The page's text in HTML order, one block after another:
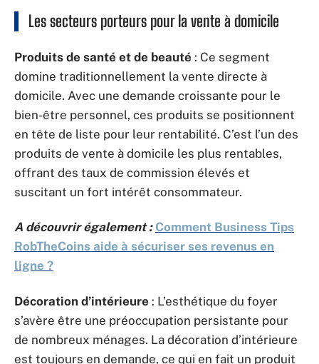
Les secteurs porteurs pour la vente à domicile
Produits de santé et de beauté : Ce segment
domine traditionnellement la vente directe à
domicile. Avec une demande croissante pour le
bien-être personnel, ces produits se positionnent
en tête de liste pour leur rentabilité. C’est l’un des
produits de vente à domicile les plus rentables,
offrant des taux de commission élevés et
suscitant un fort intérêt consommateur.
A découvrir également : Comment Business Tips
RobTheCoins aide à sécuriser ses revenus en
ligne ?
Décoration d’intérieure : L’esthétique du foyer
s’avère être une préoccupation persistante pour
de nombreux ménages. La décoration d’intérieure
est toujours en demande, ce qui en fait un produit